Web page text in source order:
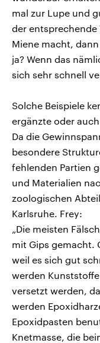
mal zur Lupe und
der entsprechende
Miene macht,
ja? Wenn das
sich sehr schnell
Solche Beispiele
ergänzte oder
Da die
besondere
fehlenden Partien
und Materialien
zoologischen
Karlsruhe. Frey:
„Die meisten
mit Gips gemacht.
weil es sich gut
werden
versetzt werden,
werden
Epoxidpasten
Knetmasse, die